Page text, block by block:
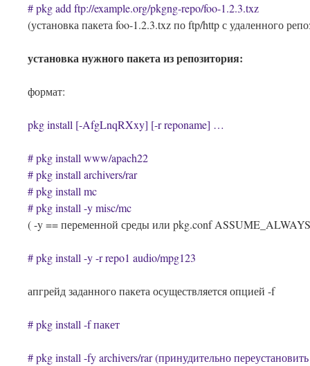
# pkg add ftp://example.org/pkgng-repo/foo-1.2.3.txz
(установка пакета foo-1.2.3.txz по ftp/http с удаленного
установка нужного пакета из репозитория:
формат:
pkg install [-AfgLnqRXxy] [-r reponame] …
# pkg install www/apach22
# pkg install archivers/rar
# pkg install mc
# pkg install -y misc/mc
( -y == переменной среды или pkg.conf
# pkg install -y -r repo1 audio/mpg123
апгрейд заданного пакета осуществляется опцией -f
# pkg install -f пакет
# pkg install -fy archivers/rar (принудительно